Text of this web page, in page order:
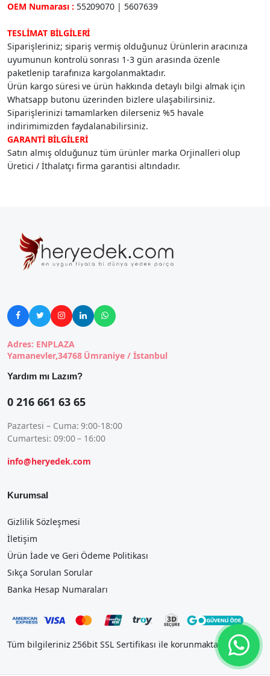
OEM Numarası : 55209070 | 5607639
TESLİMAT BİLGİLERİ
Siparişleriniz; sipariş vermiş olduğunuz Ürünlerin aracınıza
uyumunun kontrolü sonrası 1-3 gün arasında özenle
paketlenip tarafınıza kargolanmaktadır.
Ürün kargo süresi ve ürün hakkında detaylı bilgi almak için
Whatsapp butonu üzerinden bizlere ulaşabilirsiniz.
Siparişlerinizi tamamlarken dilerseniz %5 havale
indirimimizden faydalanabilirsiniz.
GARANTİ BİLGİLERİ
Satın almış olduğunuz tüm ürünler marka Orjinalleri olup
Üretici / İthalatçı firma garantisi altındadır.
    
Adres: ENPLAZA
Yamanevler,34768 Ümraniye / İstanbul
Yardım mı Lazım?
0 216 661 63 65
Pazartesi – Cuma: 9:00-18:00
Cumartesi: 09:00 – 16:00
info@heryedek.com
Kurumsal
Gizlilik Sözleşmesi
İletişim
Ürün İade ve Geri Ödeme Politikası
Sıkça Sorulan Sorular
Banka Hesap Numaraları
Tüm bilgileriniz 256bit SSL Sertifikası ile korunmaktadır.